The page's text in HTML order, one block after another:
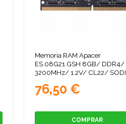
Memoria RAM Apacer
ES.08G21.GSH 8GB/ DDR4/
3200MHz/ 1.2V/ CL22/
76,50 €
COMPRAR